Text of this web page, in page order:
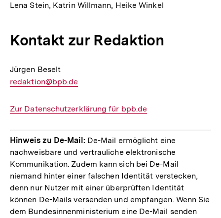
Lena Stein, Katrin Willmann, Heike Winkel
Kontakt zur Redaktion
Jürgen Beselt
E-
Link:
redaktion@bpb.de
Interner
Zur Datenschutzerklärung für bpb.de
Hinweis zu De-Mail: De-Mail ermöglicht eine
nachweisbare und vertrauliche elektronische
Kommunikation. Zudem kann sich bei De-Mail
niemand hinter einer falschen Identität verstecken,
denn nur Nutzer mit einer überprüften Identität
können De-Mails versenden und empfangen. Wenn Sie
dem Bundesinnenministerium eine De-Mail senden